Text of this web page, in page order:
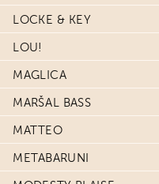
LOCKE & KEY
LOU!
MAGLICA
MARŠAL BASS
MATTEO
METABARUNI